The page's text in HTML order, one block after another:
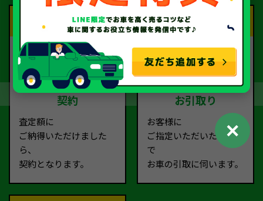
Step.3
契約
査定額に
ご納得いただけました
ら、
契約となります。
Step.4
お引取り
お客様に
ご指定いただいた場所ま
で
お車の引取に伺います。
✕